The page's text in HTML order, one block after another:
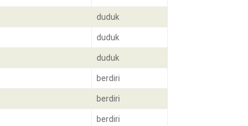
duduk
duduk
duduk
berdiri
berdiri
berdiri